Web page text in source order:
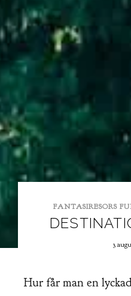
FANTASIRESORS
3
Hur får man en